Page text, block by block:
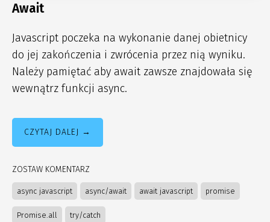
Await
Javascript poczeka na wykonanie danej obietnicy
do jej zakończenia i zwrócenia przez nią wyniku.
Należy pamiętać aby await zawsze znajdowała się
wewnątrz funkcji async.
CZYTAJ DALEJ
ZOSTAW KOMENTARZ
async javascript async/await await javascript promise
Promise.all try/catch